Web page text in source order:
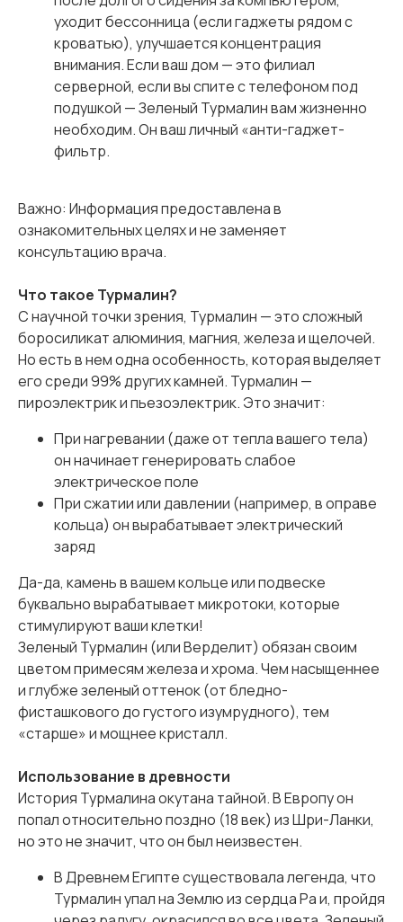
уходит бессонница (если гаджеты рядом с
кроватью), улучшается концентрация
внимания. Если ваш дом — это филиал
серверной, если вы спите с телефоном под
подушкой — Зеленый Турмалин вам жизненно
необходим. Он ваш личный «анти-гаджет-
фильтр.
Важно: Информация предоставлена в
ознакомительных целях и не заменяет
консультацию врача.
Что такое Турмалин?
С научной точки зрения, Турмалин — это сложный
боросиликат алюминия, магния, железа и щелочей.
Но есть в нем одна особенность, которая выделяет
его среди 99% других камней. Турмалин —
пироэлектрик и пьезоэлектрик. Это значит:
При нагревании (даже от тепла вашего тела)
он начинает генерировать слабое
электрическое поле
При сжатии или давлении (например, в оправе
кольца) он вырабатывает электрический
заряд
Да-да, камень в вашем кольце или подвеске
буквально вырабатывает микротоки, которые
стимулируют ваши клетки!
Зеленый Турмалин (или Верделит) обязан своим
цветом примесям железа и хрома. Чем насыщеннее
и глубже зеленый оттенок (от бледно-
фисташкового до густого изумрудного), тем
«старше» и мощнее кристалл.
Использование в древности
История Турмалина окутана тайной. В Европу он
попал относительно поздно (18 век) из Шри-Ланки,
но это не значит, что он был неизвестен.
В Древнем Египте существовала легенда, что
Турмалин упал на Землю из сердца Ра и, пройдя